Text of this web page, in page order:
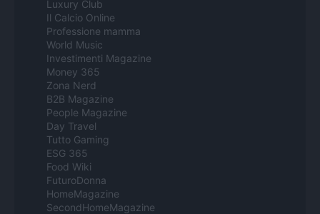
Luxury Club
Il Calcio Online
Professione mamma
World Music
Investimenti Magazine
Money 365
Zona Nerd
B2B Magazine
People Magazine
Day Travel
Tutto Gaming
ESG 365
Food Wiki
FuturoDonna
HomeMagazine
SecondHomeMagazine